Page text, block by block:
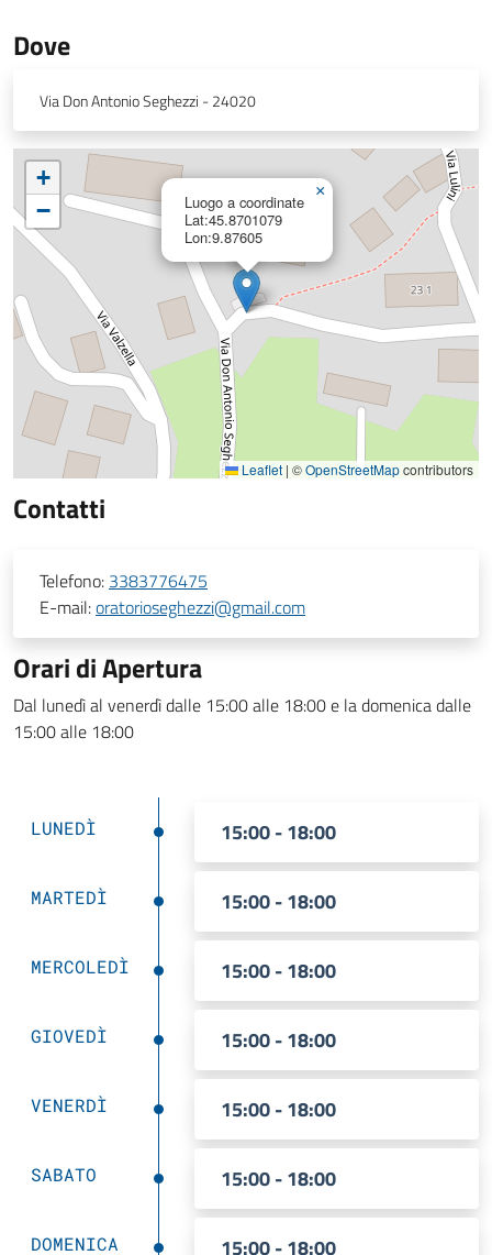
Dove
Via Don Antonio Seghezzi - 24020
Luogo a coordinate
Lat:45.8701079
Lon:9.87605
×
+
−
Leaflet | ©OpenStreetMapcontributors
Contatti
Telefono: 3383776475
E-mail:oratorioseghezzi@gmail.com
Orari di Apertura
Dal lunedì al venerdì dalle 15:00 alle 18:00 e la domenica dalle
15:00 alle 18:00
LUNEDÌ 15:00 - 18:00
MARTEDÌ 15:00 - 18:00
MERCOLEDÌ 15:00 - 18:00
GIOVEDÌ 15:00 - 18:00
VENERDÌ 15:00 - 18:00
SABATO 15:00 - 18:00
DOMENICA 15:00 - 18:00